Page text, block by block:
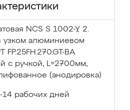
NCS S 1002-Y 2.
узком алюминиевом
BA
с ручкой, L=2700мм,
(анодировка)
14 рабочих дней